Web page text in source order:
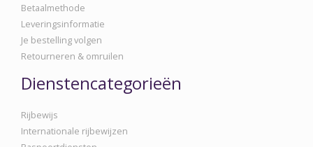
Betaalmethode
Leveringsinformatie
Je bestelling volgen
Retourneren & omruilen
Dienstencategorieën
Rijbewijs
Internationale rijbewijzen